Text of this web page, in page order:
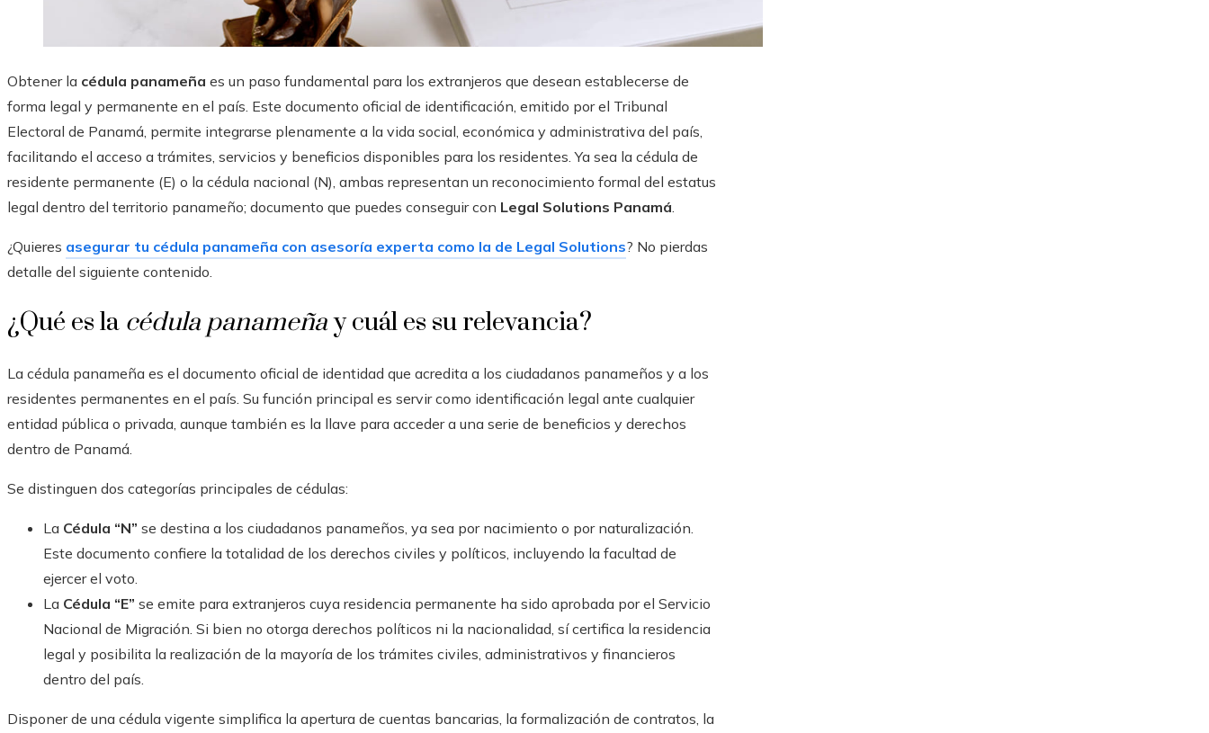
Obtener la cédula panameña es un paso fundamental para los extranjeros que desean establecerse de
forma legal y permanente en el país. Este documento oficial de identificación, emitido por el Tribunal
Electoral de Panamá, permite integrarse plenamente a la vida social, económica y administrativa del país,
facilitando el acceso a trámites, servicios y beneficios disponibles para los residentes. Ya sea la cédula de
residente permanente (E) o la cédula nacional (N), ambas representan un reconocimiento formal del estatus
legal dentro del territorio panameño; documento que puedes conseguir con Legal Solutions Panamá.
¿Quieres asegurar tu cédula panameña con asesoría experta como la de Legal Solutions? No pierdas
detalle del siguiente contenido.
¿Qué es la cédula panameñay cuál es su relevancia?
La cédula panameña es el documento oficial de identidad que acredita a los ciudadanos panameños y a los
residentes permanentes en el país. Su función principal es servir como identificación legal ante cualquier
entidad pública o privada, aunque también es la llave para acceder a una serie de beneficios y derechos
dentro de Panamá.
Se distinguen dos categorías principales de cédulas:
La Cédula “N” se destina a los ciudadanos panameños, ya sea por nacimiento o por naturalización.
Este documento confiere la totalidad de los derechos civiles y políticos, incluyendo la facultad de
ejercer el voto.
La Cédula “E” se emite para extranjeros cuya residencia permanente ha sido aprobada por el Servicio
Nacional de Migración. Si bien no otorga derechos políticos ni la nacionalidad, sí certifica la residencia
legal y posibilita la realización de la mayoría de los trámites civiles, administrativos y financieros
dentro del país.
Disponer de una cédula vigente simplifica la apertura de cuentas bancarias, la formalización de contratos, la